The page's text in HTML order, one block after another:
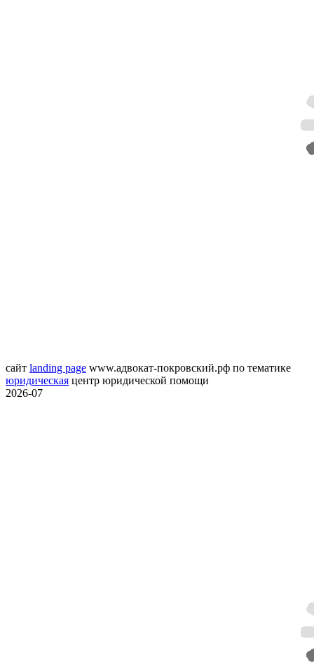
сайт landing page www.адвокат-покровский.рф по тематике
юридическая центр юридической помощи
2026-07